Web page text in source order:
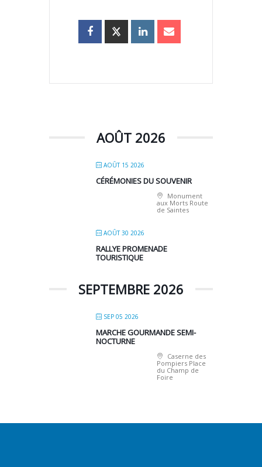
AOÛT 2026
AOÛT 15 2026
CÉRÉMONIES DU SOUVENIR
Monument
aux Morts Route
de Saintes
AOÛT 30 2026
RALLYE PROMENADE
TOURISTIQUE
SEPTEMBRE 2026
SEP 05 2026
MARCHE GOURMANDE SEMI-
NOCTURNE
Caserne des
Pompiers Place
du Champ de
Foire